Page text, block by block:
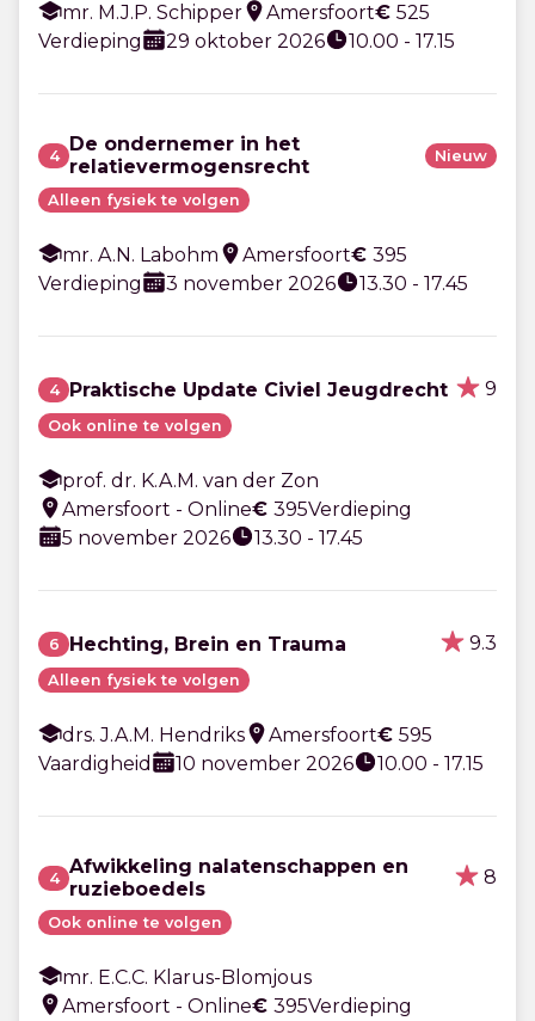
mr. M.J.P. Schipper Amersfoort€ 525
Verdieping
29 oktober 2026 10.00 - 17.15
4
De ondernemer in het
relatievermogensrecht
Nieuw
Alleen fysiek te volgen
mr. A.N. Labohm Amersfoort€ 395
Verdieping
3 november 2026 13.30 - 17.45
4 Praktische Update Civiel Jeugdrecht 9
Ook online te volgen
prof. dr. K.A.M. van der Zon
Amersfoort - Online€ 395Verdieping
5 november 2026
13.30 - 17.45
6 Hechting, Brein en Trauma 9.3
Alleen fysiek te volgen
drs. J.A.M. Hendriks Amersfoort€ 595
Vaardigheid
10 november 2026 10.00 - 17.15
4 Afwikkeling nalatenschappen en
ruzieboedels
8
Ook online te volgen
mr. E.C.C. Klarus-Blomjous
Amersfoort - Online€ 395Verdieping